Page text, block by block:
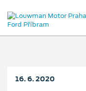
16. 6. 2020